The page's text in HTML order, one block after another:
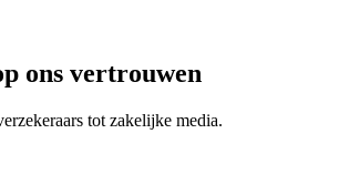
ons vertrouwen
tot zakelijke media.